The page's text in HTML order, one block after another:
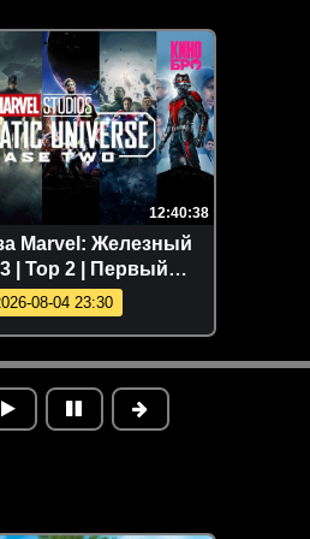
12:40:38
Marvel: Железный
| Тор 2 | Первый
война | Стражи
| Эра Альтрона |
08-04 23:30